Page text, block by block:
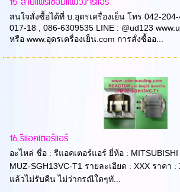
สนใจสั่งซื้อได้ที่ บ.อุดรเครื่องเย็น โทร 042-
017-18 , 086-6309535 LINE : @ud123
หรือ www.อุดรเครื่องเย็น.com การสั่งซื้ออ...
16.รีแอคเตอร์แอร์
อะไหล่ ชื่อ : รีแอคเตอร์แอร์ ยี่ห้อ :
MUZ-SGH13VC-T1 รายละเอียด : XXX ราคา
แล้วไม่รับคืน ไม่ว่ากรณีใดๆทั...